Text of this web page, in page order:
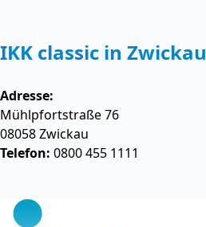
IKK classic in Zwickau
Adresse:
Mühlpfortstraße 76
08058Zwickau
Telefon: 0800 455 1111